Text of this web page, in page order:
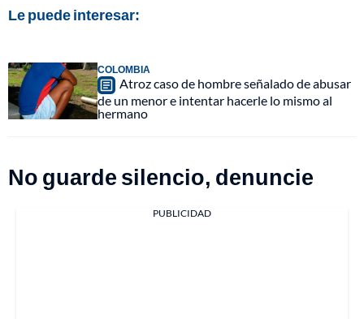
Le puede interesar:
COLOMBIA
Atroz caso de hombre señalado de abusar
de un menor e intentar hacerle lo mismo al
hermano
No guarde silencio, denuncie
PUBLICIDAD